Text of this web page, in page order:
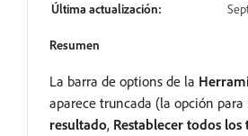
Última actualización:
Resumen
La barra de options de la
aparece truncada (la opción para
resultado, Restablecer todos los